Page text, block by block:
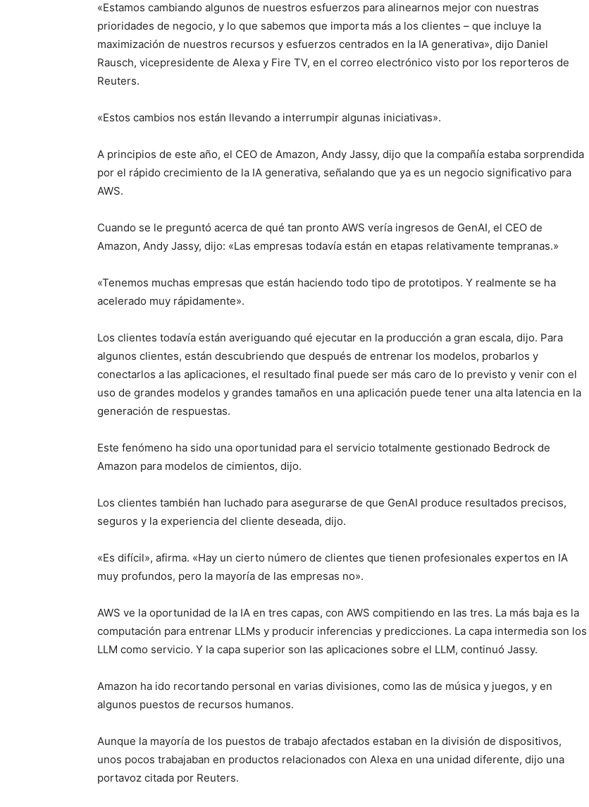
«Estamos cambiando algunos de nuestros esfuerzos para alinearnos mejor con nuestras
prioridades de negocio, y lo que sabemos que importa más a los clientes – que incluye la
maximización de nuestros recursos y esfuerzos centrados en la IA generativa», dijo Daniel
Rausch, vicepresidente de Alexa y Fire TV, en el correo electrónico visto por los reporteros de
Reuters.
«Estos cambios nos están llevando a interrumpir algunas iniciativas».
A principios de este año, el CEO de Amazon, Andy Jassy, dijo que la compañía estaba sorprendida
por el rápido crecimiento de la IA generativa, señalando que ya es un negocio significativo para
AWS.
Cuando se le preguntó acerca de qué tan pronto AWS vería ingresos de GenAI, el CEO de
Amazon, Andy Jassy, dijo: «Las empresas todavía están en etapas relativamente tempranas.»
«Tenemos muchas empresas que están haciendo todo tipo de prototipos. Y realmente se ha
acelerado muy rápidamente».
Los clientes todavía están averiguando qué ejecutar en la producción a gran escala, dijo. Para
algunos clientes, están descubriendo que después de entrenar los modelos, probarlos y
conectarlos a las aplicaciones, el resultado final puede ser más caro de lo previsto y venir con el
uso de grandes modelos y grandes tamaños en una aplicación puede tener una alta latencia en la
generación de respuestas.
Este fenómeno ha sido una oportunidad para el servicio totalmente gestionado Bedrock de
Amazon para modelos de cimientos, dijo.
Los clientes también han luchado para asegurarse de que GenAI produce resultados precisos,
seguros y la experiencia del cliente deseada, dijo.
«Es difícil», afirma. «Hay un cierto número de clientes que tienen profesionales expertos en IA
muy profundos, pero la mayoría de las empresas no».
AWS ve la oportunidad de la IA en tres capas, con AWS compitiendo en las tres. La más baja es la
computación para entrenar LLMs y producir inferencias y predicciones. La capa intermedia son los
LLM como servicio. Y la capa superior son las aplicaciones sobre el LLM, continuó Jassy.
Amazon ha ido recortando personal en varias divisiones, como las de música y juegos, y en
algunos puestos de recursos humanos.
Aunque la mayoría de los puestos de trabajo afectados estaban en la división de dispositivos,
unos pocos trabajaban en productos relacionados con Alexa en una unidad diferente, dijo una
portavoz citada por Reuters.